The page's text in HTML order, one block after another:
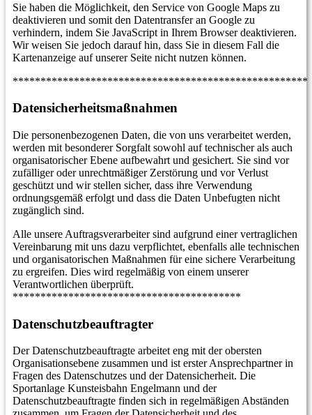
Sie haben die Möglichkeit, den Service von Google Maps zu
deaktivieren und somit den Datentransfer an Google zu
verhindern, indem Sie JavaScript in Ihrem Browser deaktivieren.
Wir weisen Sie jedoch darauf hin, dass Sie in diesem Fall die
Kartenanzeige auf unserer Seite nicht nutzen können.
*****************************************************
Datensicherheitsmaßnahmen
Die personenbezogenen Daten, die von uns verarbeitet werden,
werden mit besonderer Sorgfalt sowohl auf technischer als auch
organisatorischer Ebene aufbewahrt und gesichert. Sie sind vor
zufälliger oder unrechtmäßiger Zerstörung und vor Verlust
geschützt und wir stellen sicher, dass ihre Verwendung
ordnungsgemäß erfolgt und dass die Daten Unbefugten nicht
zugänglich sind.
Alle unsere Auftragsverarbeiter sind aufgrund einer vertraglichen
Vereinbarung mit uns dazu verpflichtet, ebenfalls alle technischen
und organisatorischen Maßnahmen für eine sichere Verarbeitung
zu ergreifen. Dies wird regelmäßig von einem unserer
Verantwortlichen überprüft.
*****************************************
Datenschutzbeauftragter
Der Datenschutzbeauftragte arbeitet eng mit der obersten
Organisationsebene zusammen und ist erster Ansprechpartner in
Fragen des Datenschutzes und der Datensicherheit. Die
Sportanlage Kunsteisbahn Engelmann und der
Datenschutzbeauftragte finden sich in regelmäßigen Abständen